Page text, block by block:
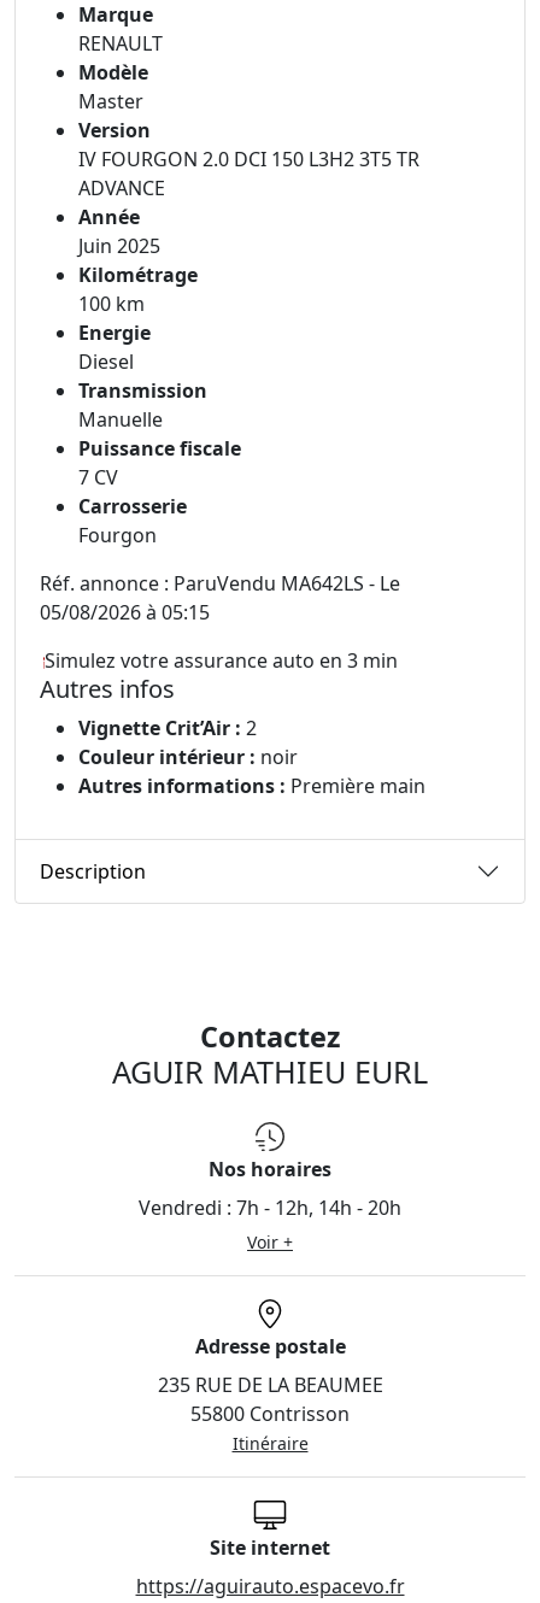
Marque
RENAULT
Modèle
Master
Version
IV FOURGON 2.0 DCI 150 L3H2 3T5 TR
ADVANCE
Année
Juin 2025
Kilométrage
100 km
Energie
Diesel
Transmission
Manuelle
Puissance fiscale
7 CV
Carrosserie
Fourgon
Réf. annonce : ParuVendu MA642LS - Le
05/08/2026 à 05:15
Simulez votre assurance auto en 3 min
Autres infos
Vignette Crit’Air : 2
Couleur intérieur : noir
Autres informations : Première main
Description
Contactez
AGUIR MATHIEU EURL
Nos horaires
Vendredi : 7h - 12h, 14h - 20h
Voir +
Adresse postale
235 RUE DE LA BEAUMEE
55800 Contrisson
Itinéraire
Site internet
https://aguirauto.espacevo.fr